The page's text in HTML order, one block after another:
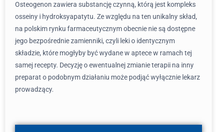
Osteogenon zawiera substancję czynną, którą jest kompleks
osseiny i hydroksyapatytu. Ze względu na ten unikalny skład,
na polskim rynku farmaceutycznym obecnie nie są dostępne
jego bezpośrednie zamienniki, czyli leki o identycznym
składzie, które mogłyby być wydane w aptece w ramach tej
samej recepty. Decyzję o ewentualnej zmianie terapii na inny
preparat o podobnym działaniu może podjąć wyłącznie lekarz
prowadzący.